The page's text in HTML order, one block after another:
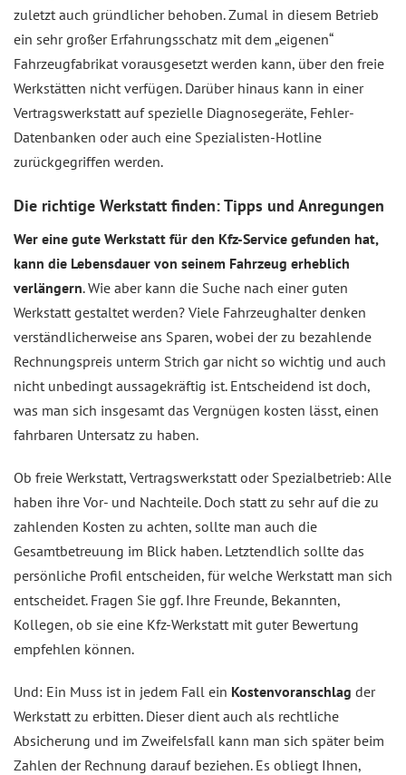
zuletzt auch gründlicher behoben. Zumal in diesem Betrieb
ein sehr großer Erfahrungsschatz mit dem „eigenen“
Fahrzeugfabrikat vorausgesetzt werden kann, über den freie
Werkstätten nicht verfügen. Darüber hinaus kann in einer
Vertragswerkstatt auf spezielle Diagnosegeräte, Fehler-
Datenbanken oder auch eine Spezialisten-Hotline
zurückgegriffen werden.
Die richtige Werkstatt finden: Tipps und Anregungen
Wer eine gute Werkstatt für den Kfz-Service gefunden hat,
kann die Lebensdauer von seinem Fahrzeug erheblich
verlängern. Wie aber kann die Suche nach einer guten
Werkstatt gestaltet werden? Viele Fahrzeughalter denken
verständlicherweise ans Sparen, wobei der zu bezahlende
Rechnungspreis unterm Strich gar nicht so wichtig und auch
nicht unbedingt aussagekräftig ist. Entscheidend ist doch,
was man sich insgesamt das Vergnügen kosten lässt, einen
fahrbaren Untersatz zu haben.
Ob freie Werkstatt, Vertragswerkstatt oder Spezialbetrieb: Alle
haben ihre Vor- und Nachteile. Doch statt zu sehr auf die zu
zahlenden Kosten zu achten, sollte man auch die
Gesamtbetreuung im Blick haben. Letztendlich sollte das
persönliche Profil entscheiden, für welche Werkstatt man sich
entscheidet. Fragen Sie ggf. Ihre Freunde, Bekannten,
Kollegen, ob sie eine Kfz-Werkstatt mit guter Bewertung
empfehlen können.
Und: Ein Muss ist in jedem Fall ein Kostenvoranschlag der
Werkstatt zu erbitten. Dieser dient auch als rechtliche
Absicherung und im Zweifelsfall kann man sich später beim
Zahlen der Rechnung darauf beziehen. Es obliegt Ihnen,